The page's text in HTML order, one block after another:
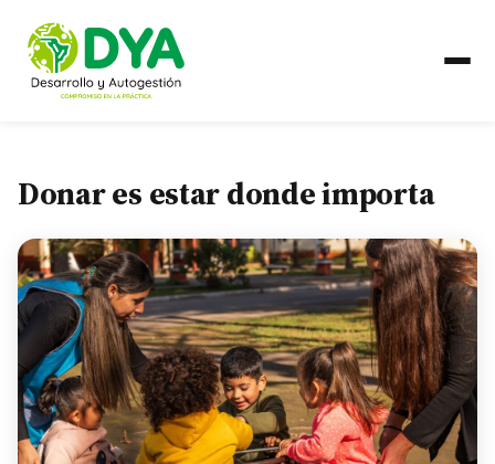
Alianzas Regionales
QUÉ HACEMOS
Líneas de Trabajo
PAÍSES
Ecuador
Donar es estar donde importa